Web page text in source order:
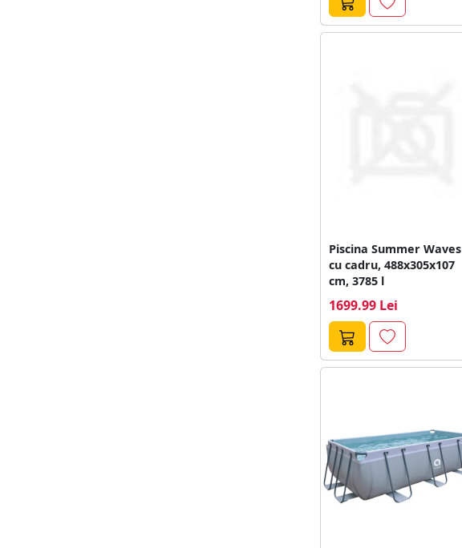
Piscina Summer Waves
cu cadru, 488x305x107
cm, 3785 l
1699.99 Lei